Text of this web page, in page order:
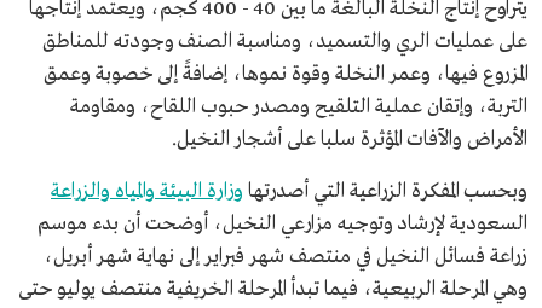
يتراوح إنتاج النخلة البالغة ما بين 40 - 400 كجم، ويعتمد إنتاجها
على عمليات الري والتسميد، ومناسبة الصنف وجودته للمناطق
المزروع فيها، وعمر النخلة وقوة نموها، إضافةً إلى خصوبة وعمق
التربة، وإتقان عملية التلقيح ومصدر حبوب اللقاح، ومقاومة
الأمراض والآفات المؤثرة سلبا على أشجار النخيل.
وبحسب المفكرة الزراعية التي أصدرتها وزارة البيئة والمياه والزراعة
السعودية لإرشاد وتوجيه مزارعي النخيل، أوضحت أن بدء موسم
زراعة فسائل النخيل في منتصف شهر فبراير إلى نهاية شهر أبريل،
وهي المرحلة الربيعية، فيما تبدأ المرحلة الخريفية منتصف يوليو حتى